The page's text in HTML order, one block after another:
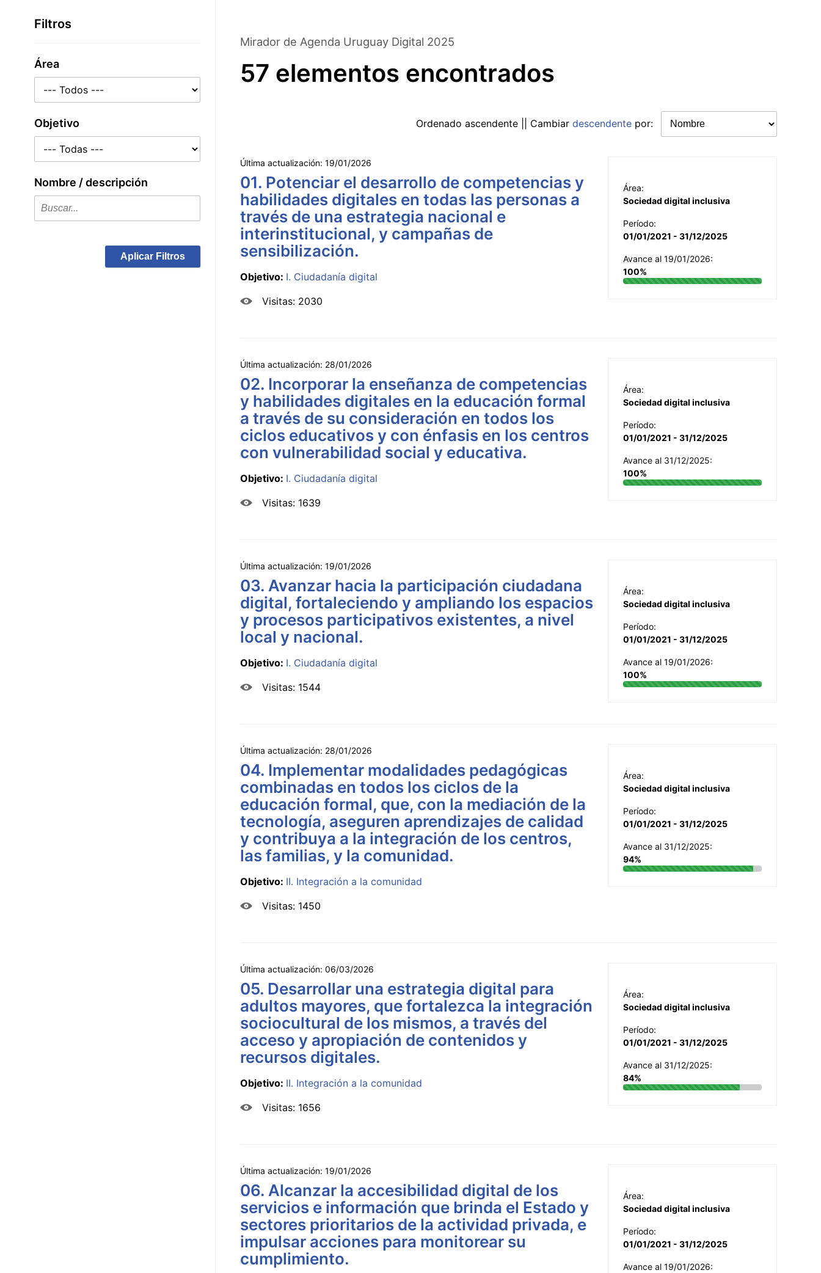
Filtros
Área
Objetivo
Nombre / descripción
Aplicar Filtros
Mirador de Agenda Uruguay Digital 2025
57 elementos encontrados
Ordenado ascendente || Cambiar descendente por:
Última actualización: 19/01/2026
01. Potenciar el desarrollo de competencias y
habilidades digitales en todas las personas a
través de una estrategia nacional e
interinstitucional, y campañas de
sensibilización.
Objetivo: I. Ciudadanía digital
Visitas: 2030
Área:
Sociedad digital inclusiva
Período:
01/01/2021 - 31/12/2025
Avance al 19/01/2026:
100%
Última actualización: 28/01/2026
02. Incorporar la enseñanza de competencias
y habilidades digitales en la educación formal
a través de su consideración en todos los
ciclos educativos y con énfasis en los centros
con vulnerabilidad social y educativa.
Objetivo: I. Ciudadanía digital
Visitas: 1639
Área:
Sociedad digital inclusiva
Período:
01/01/2021 - 31/12/2025
Avance al 31/12/2025:
100%
Última actualización: 19/01/2026
03. Avanzar hacia la participación ciudadana
digital, fortaleciendo y ampliando los espacios
y procesos participativos existentes, a nivel
local y nacional.
Objetivo: I. Ciudadanía digital
Visitas: 1544
Área:
Sociedad digital inclusiva
Período:
01/01/2021 - 31/12/2025
Avance al 19/01/2026:
100%
Última actualización: 28/01/2026
04. Implementar modalidades pedagógicas
combinadas en todos los ciclos de la
educación formal, que, con la mediación de la
tecnología, aseguren aprendizajes de calidad
y contribuya a la integración de los centros,
las familias, y la comunidad.
Objetivo: II. Integración a la comunidad
Visitas: 1450
Área:
Sociedad digital inclusiva
Período:
01/01/2021 - 31/12/2025
Avance al 31/12/2025:
94%
Última actualización: 06/03/2026
05. Desarrollar una estrategia digital para
adultos mayores, que fortalezca la integración
sociocultural de los mismos, a través del
acceso y apropiación de contenidos y
recursos digitales.
Objetivo: II. Integración a la comunidad
Visitas: 1656
Área:
Sociedad digital inclusiva
Período:
01/01/2021 - 31/12/2025
Avance al 31/12/2025:
84%
Última actualización: 19/01/2026
06. Alcanzar la accesibilidad digital de los
servicios e información que brinda el Estado y
sectores prioritarios de la actividad privada, e
impulsar acciones para monitorear su
cumplimiento.
Área:
Sociedad digital inclusiva
Período:
01/01/2021 - 31/12/2025
Avance al 19/01/2026: